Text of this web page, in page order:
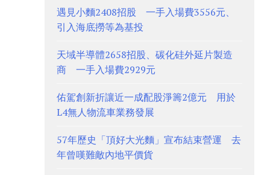
遇見小麵2408招股 一手入場費3556元、
引入海底撈等為基投
天域半導體2658招股、碳化硅外延片製造
商 一手入場費2929元
佑駕創新折讓近一成配股淨籌2億元 用於
L4無人物流車業務發展
57年歷史「頂好大光麵」宣布結束營運 去
年曾嘆難敵內地平價貨